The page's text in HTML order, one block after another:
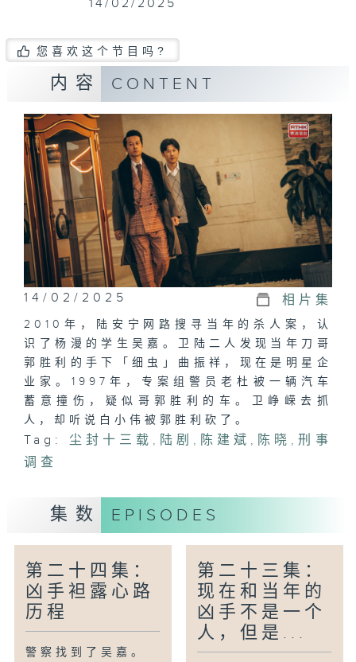
14/02/2025
您喜欢这个节目吗?
内容 CONTENT
14/02/2025 相片集
2010年，陆安宁网路搜寻当年的杀人案，认
识了杨漫的学生吴嘉。卫陆二人发现当年刀哥
郭胜利的手下「细虫」曲振祥，现在是明星企
业家。1997年，专案组警员老杜被一辆汽车
蓄意撞伤，疑似哥郭胜利的车。卫峥嵘去抓
人，却听说白小伟被郭胜利砍了。
Tag: 尘封十三载 , 陆剧 , 陈建斌 , 陈晓 ,刑事
调查
集数 EPISODES
第二十四集：
凶手袒露心路
历程
警察找到了吴嘉。
第二十三集：
现在和当年的
凶手不是一个
人，但是...